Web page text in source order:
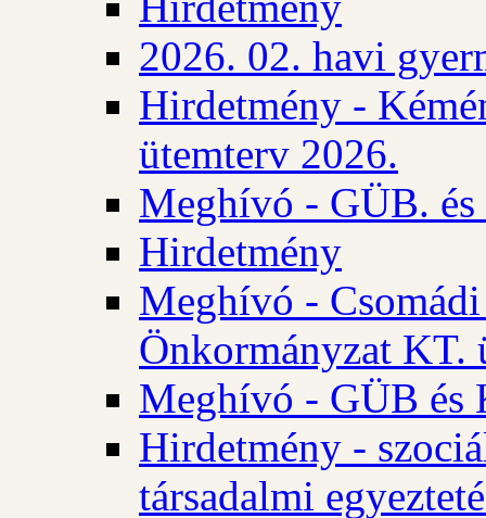
2026. 02. havi
Hirdetmény -
ütemterv 2026.
Meghívó - GÜB.
Hirdetmény
Meghívó -
Önkormányzat KT.
Meghívó - GÜB és
Hirdetmény -
társadalmi